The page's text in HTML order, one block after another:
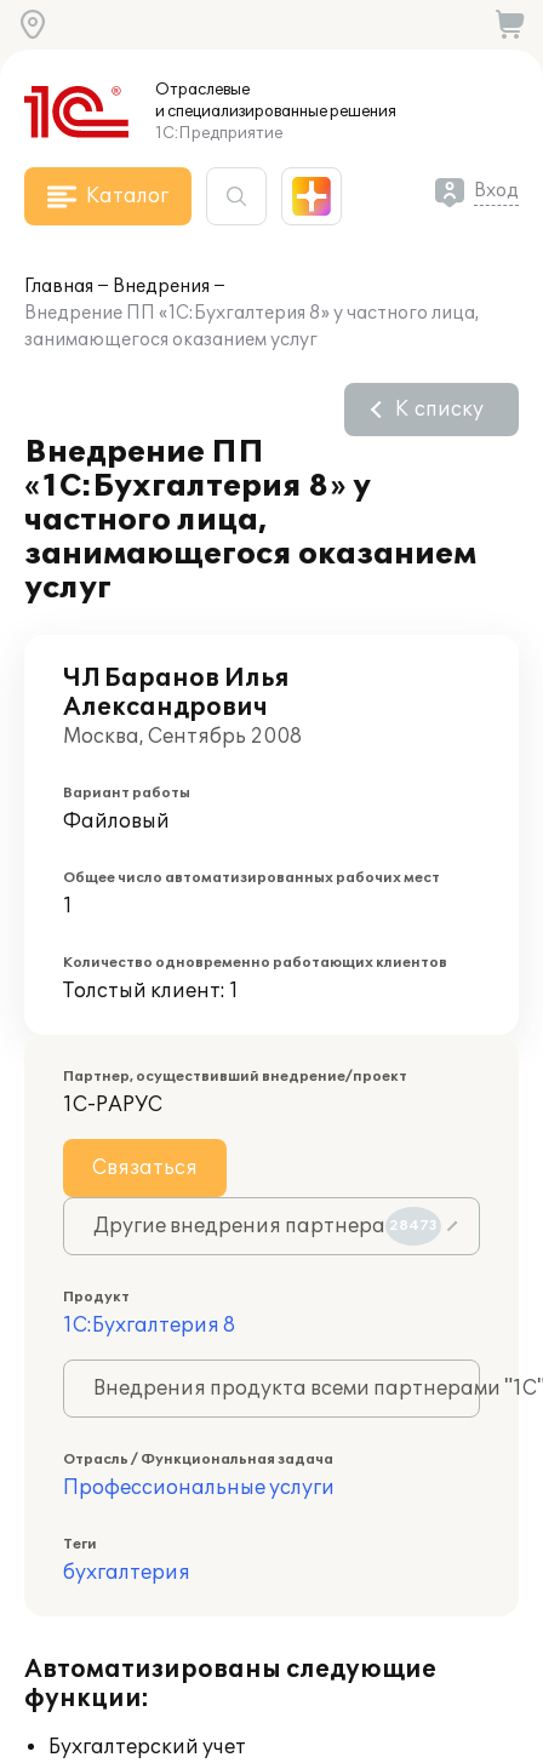
Отраслевые
и специализированныерешения
1С:Предприятие
Каталог Вход
Главная
Внедрения
Внедрение ПП «1С:Бухгалтерия 8» у частного лица,
занимающегося оказанием услуг
Внедрение ПП
«1С:Бухгалтерия 8» у
частного лица,
занимающегося оказанием
услуг
К списку
ЧЛ Баранов Илья
Александрович
Москва, Сентябрь 2008
Вариант работы
Файловый
Общее число автоматизированных рабочих мест
1
Количество одновременно работающих клиентов
Толстый клиент: 1
Партнер, осуществивший внедрение/проект
1С-РАРУС
Связаться
Другие внедрения партнера 28473
Продукт
1С:Бухгалтерия 8
Внедрения продукта всеми партнерами
Отрасль / Функциональная задача
Профессиональные услуги
Теги
бухгалтерия
Автоматизированы следующие
функции:
Бухгалтерский учет